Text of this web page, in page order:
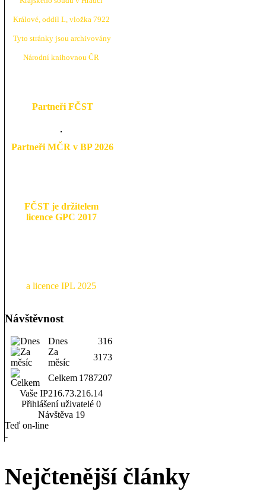
Králové, oddíl L, vložka 7922
Tyto stránky jsou archivovány
Národní knihovnou ČR
Partneři FČST
Partneři MČR v BP 2026
FČST je držitelem
licence GPC 2017
a licence IPL 2025
Návštěvnost
Dnes
316
Za
měsíc
3173
Celkem 1787207
Vaše IP216.73.216.14
Přihlášení uživatelé 0
Návštěva 19
Teď on-line
-
Nejčtenější články